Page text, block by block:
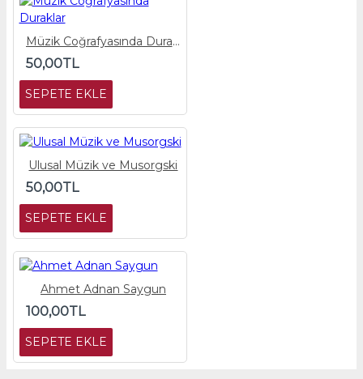
Müzik Coğrafyasında Duraklar
50,00TL
SEPETE EKLE
Ulusal Müzik ve Musorgski
50,00TL
SEPETE EKLE
Ahmet Adnan Saygun
100,00TL
SEPETE EKLE